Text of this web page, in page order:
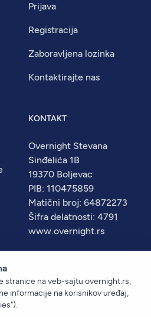
Prijava
Registracija
Zaboravljena lozinka
Kontaktirajte nas
KONTAKT
Overnight Stevana
Sinđelića 1B
19370 Boljevac
PIB: 110475859
Matični broj: 64872273
Šifra delatnosti: 4791
www.overnight.rs
zadržana.
stranice na veb-sajtu overnight.rs,
informacije na korisnikov uređaj,